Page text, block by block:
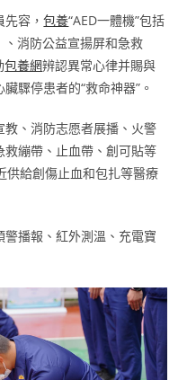
先容，包養“AED一體機”包括
、消防公益宣揚屏和急救
包養網辨認異常心律并賜與
驟停患者的“救命神器”。
、消防志愿者展播、火警
繃帶、止血帶、創可貼等
供給創傷止血和包扎等醫療
播報、紅外測溫、充電寶